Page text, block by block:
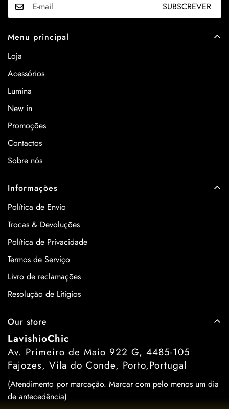
SUBSCREVER
Menu principal
Loja
Acessórios
Lumina
New in
Promoções
Contactos
Sobre nós
Informações
Política de Envio
Trocas & Devoluções
Política de Privacidade
Termos de Serviço
Livro de reclamações
Resolução de Litígios
Our store
LavishioChic
Av. Primeiro de Maio 922 G, 4485-105
Fajozes, Vila do Conde, Porto,Portugal
(Atendimento por marcação. Marcar com pelo menos um dia
de antecedência)